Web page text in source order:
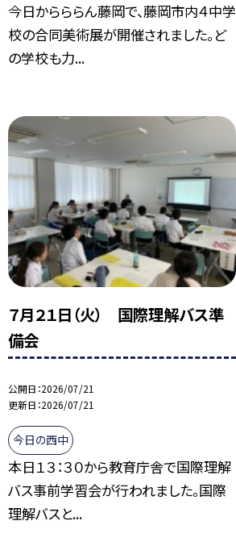
今日からららん藤岡で、藤岡市内４中学
校の合同美術展が開催されました。ど
の学校も力...
７月２１日（火） 国際理解バス準
備会
公開日 2026/07/21
更新日 2026/07/21
今日の西中
本日１３：３０から教育庁舎で国際理解
バス事前学習会が行われました。国際
理解バスと...